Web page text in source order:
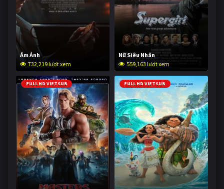
Ám Ảnh
732,219 lượt xem
Nữ Siêu Nhân
559,163 lượt xem
FULL HD VIETSUB FULL HD VIETSUB